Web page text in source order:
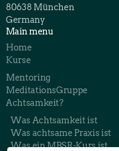
80638 München
Germany
Main menu
Home
Kurse
Mentoring
MeditationsGruppe
Achtsamkeit?
Was Achtsamkeit ist
Was achtsame Praxis ist
Was ein MBSR-Kurs ist